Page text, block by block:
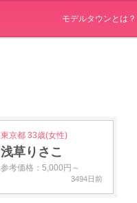
モデルタウンとは？
東京都 33歳(女性)
浅草りさこ
参考価格：5,000円～
3494日前